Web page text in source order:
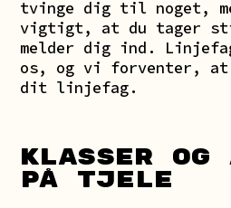
tvinge dig til noget,
vigtigt, at du tager
melder dig ind.
os, og vi forventer, at
dit linjefag.
KLASSER OG
PÅ TJELE